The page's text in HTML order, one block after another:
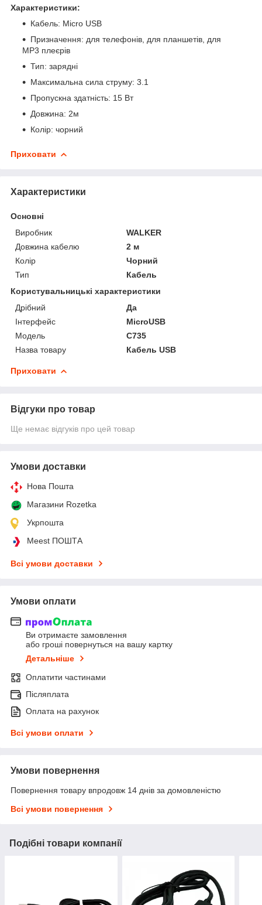
Характеристики:
Кабель: Micro USB
Призначення: для телефонів, для планшетів, для
MP3 плеєрів
Тип: зарядні
Максимальна сила струму: 3.1
Пропускна здатність: 15 Вт
Довжина: 2м
Колір: чорний
Приховати
Характеристики
Основні
Виробник
WALKER
Довжина кабелю
2 м
Колір
Чорний
Тип
Кабель
Користувальницькі характеристики
Дрібний
Да
Інтерфейс
MicroUSB
Мoдель
C735
Назва товару
Кабель USB
Приховати
Відгуки про товар
Ще немає відгуків про цей товар
Умови доставки
Нова Пошта
Магазини Rozetka
Укрпошта
Meest ПОШТА
Всі умови доставки
Умови оплати
Ви отримаєте замовлення
або гроші повернуться на вашу картку
Детальніше
Оплатити частинами
Післяплата
Оплата на рахунок
Всі умови оплати
Умови повернення
Повернення товару впродовж 14 днів за домовленістю
Всі умови повернення
Подібні товари компанії